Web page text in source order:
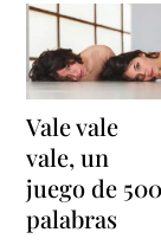
Vale vale
vale, un
juego de 500
palabras